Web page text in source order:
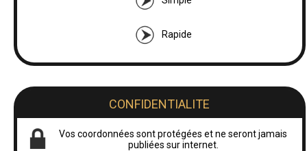
Rapide
CONFIDENTIALITE
Vos coordonnées sont protégées et ne seront jamais
publiées sur internet.